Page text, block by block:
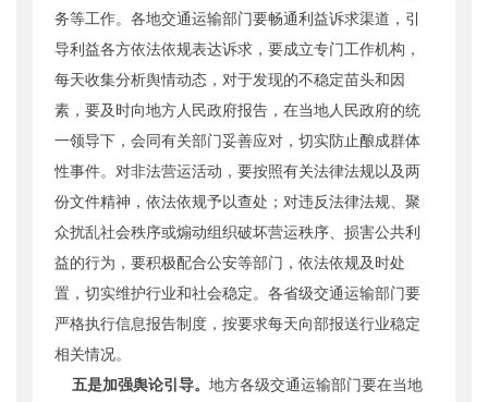
务等工作。各地交通运输部门要畅通利益诉求渠道，引
导利益各方依法依规表达诉求，要成立专门工作机构，
每天收集分析舆情动态，对于发现的不稳定苗头和因
素，要及时向地方人民政府报告，在当地人民政府的统
一领导下，会同有关部门妥善应对，切实防止酿成群体
性事件。对非法营运活动，要按照有关法律法规以及两
份文件精神，依法依规予以查处；对违反法律法规、聚
众扰乱社会秩序或煽动组织破坏营运秩序、损害公共利
益的行为，要积极配合公安等部门，依法依规及时处
置，切实维护行业和社会稳定。各省级交通运输部门要
严格执行信息报告制度，按要求每天向部报送行业稳定
相关情况。
五是加强舆论引导。 地方各级交通运输部门要在当地